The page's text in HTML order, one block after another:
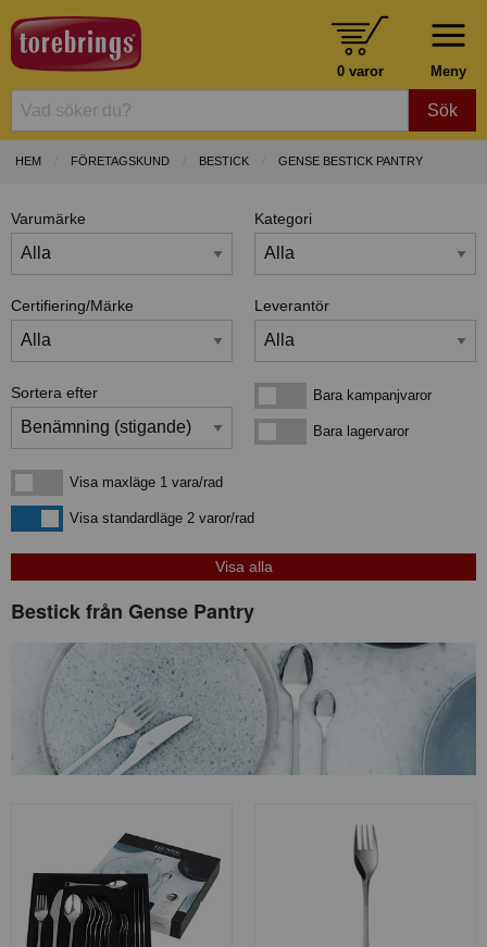
Meny
0 varor
Sök
HEM FÖRETAGSKUND BESTICK GENSE BESTICK PANTRY
Varumärke Kategori
Certifiering/Märke Leverantör
Sortera efter Bara kampanjvarorBara kampanjvaror
Bara lagervarorBara lagervaror
Visa maxläge 1 vara/rad
Visa maxläge 1 vara/rad
Visa standardlägeVisa standardläge 2 varor/rad
Bestick från Gense Pantry